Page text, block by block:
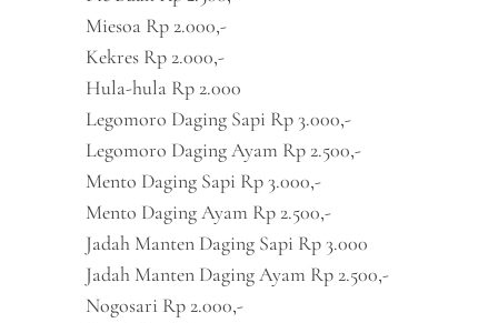
Miesoa Rp 2.000,-
Kekres Rp 2.000,-
Hula-hula Rp 2.000
Legomoro Daging Sapi Rp 3.000,-
Legomoro Daging Ayam Rp 2.500,-
Mento Daging Sapi Rp 3.000,-
Mento Daging Ayam Rp 2.500,-
Jadah Manten Daging Sapi Rp 3.000
Jadah Manten Daging Ayam Rp 2.500,-
Nogosari Rp 2.000,-